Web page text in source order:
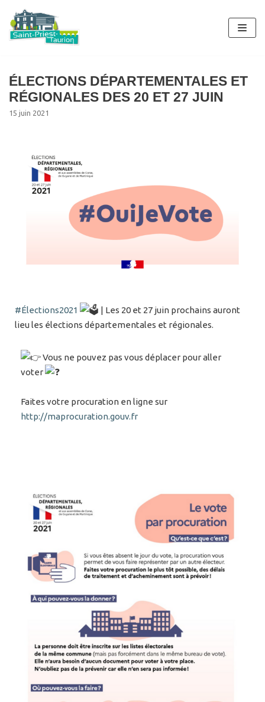
Aller
au
contenu
ÉLECTIONS DÉPARTEMENTALES ET
RÉGIONALES DES 20 ET 27 JUIN
15 juin 2021
#Élections2021
| Les 20 et 27 juin prochains auront
lieu les élections départementales et régionales.
Vous ne pouvez pas vous déplacer pour aller
voter
Faites votre procuration en ligne sur
http://maprocuration.gouv.fr